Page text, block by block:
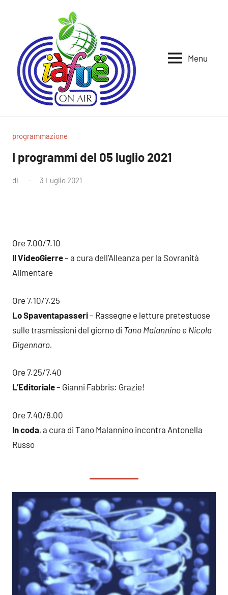
Iafue
Menu
programmazione
I programmi del 05 luglio 2021
di 3 Luglio 2021
Ore 7.00/7.10
Il VideoGierre– a cura dell’Alleanza per la Sovranità
Alimentare
Ore 7.10/7.25
Lo Spaventapasseri– Rassegne e letture pretestuose
sulle trasmissioni del giorno di Tano Malannino e Nicola
Digennaro.
Ore 7.25/7.40
L’Editoriale– Gianni Fabbris: Grazie!
Ore 7.40/8.00
In coda, a cura di Tano Malannino incontra Antonella
Russo